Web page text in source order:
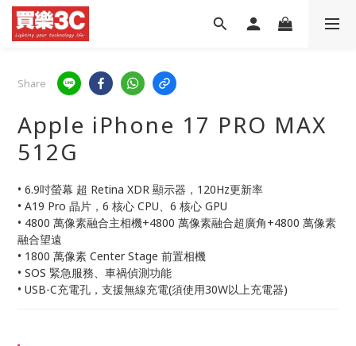
Share
Apple iPhone 17 PRO MAX
512G
• 6.9吋螢幕 超 Retina XDR 顯示器，120Hz更新率
• A19 Pro 晶片，6 核心 CPU、6 核心 GPU
• 4800 萬像素融合主相機+4800 萬像素融合超廣角+4800 萬像素
融合望遠
• 1800 萬像素 Center Stage 前置相機
• SOS 緊急服務、車禍偵測功能
• USB-C充電孔，支援無線充電(須使用30W以上充電器)